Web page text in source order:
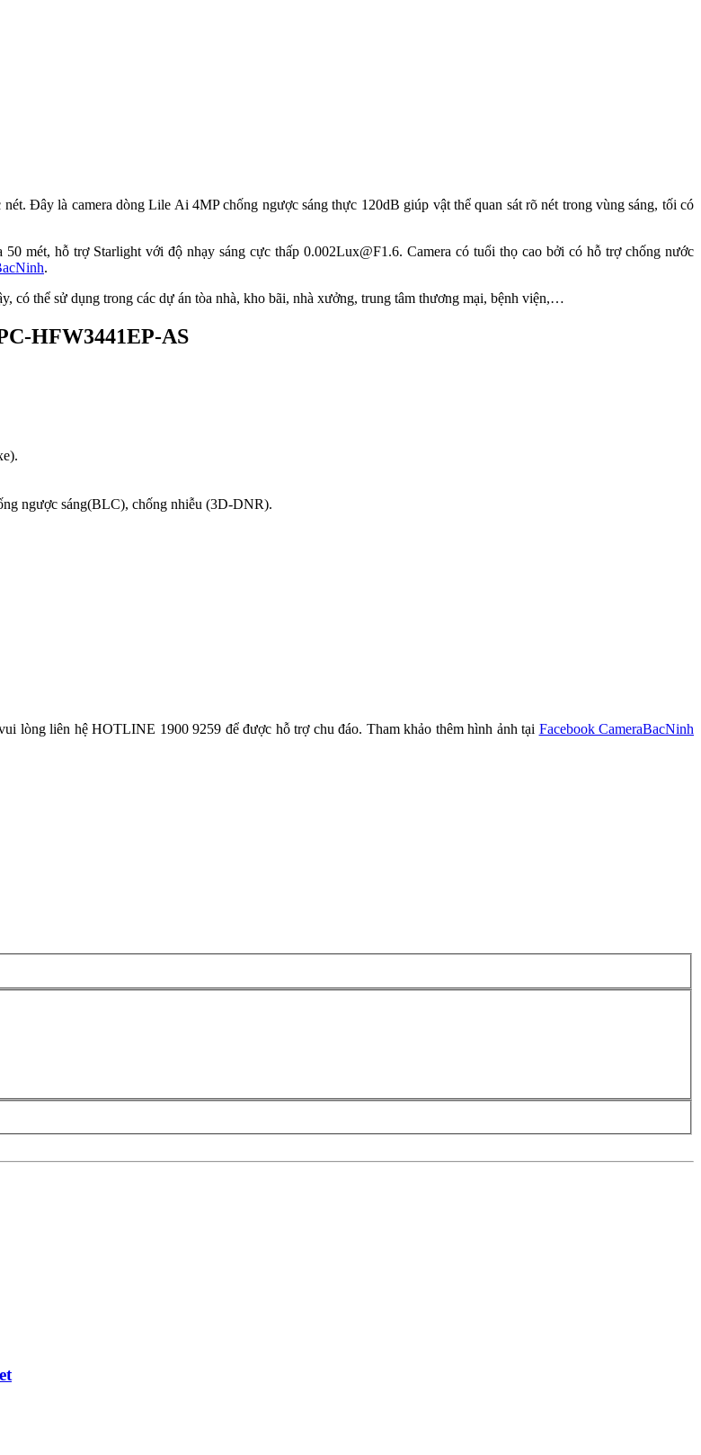
Đây là camera dòng Lile Ai 4MP chống ngược sáng thực 120dB giúp vật thể quan sát rõ nét trong vùng sáng, tối có
mét, hỗ trợ Starlight với độ nhạy sáng cực thấp 0.002Lux@F1.6. Camera có tuổi thọ cao bởi có hỗ trợ chống nước
.
có thể sử dụng trong các dự án tòa nhà, kho bãi, nhà xưởng, trung tâm thương mại, bệnh viện,…
HFW3441EP-AS
ngược sáng(BLC), chống nhiễu (3D-DNR).
lòng liên hệ HOTLINE 1900 9259 để được hỗ trợ chu đáo. Tham khảo thêm hình ảnh tại Facebook CameraBacNinh